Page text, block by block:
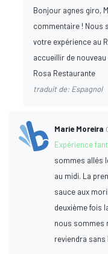
Bonjour agnes giro,
commentaire ! Nous
votre expérience au
accueillir de
Rosa Restaurante
traduit de: Espagnol
Marie Moreira
Expérience
sommes allés
au midi. La
sauce aux
deuxième fois
nous sommes
reviendra sans